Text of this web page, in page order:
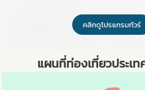
คลิกดูโปรแกรมทัวร์
แผนที่ท่องเที่ยวประเ